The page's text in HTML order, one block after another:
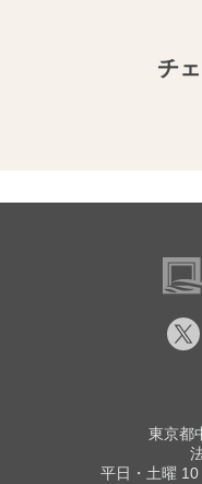
チ
東京都
平日・土曜 10